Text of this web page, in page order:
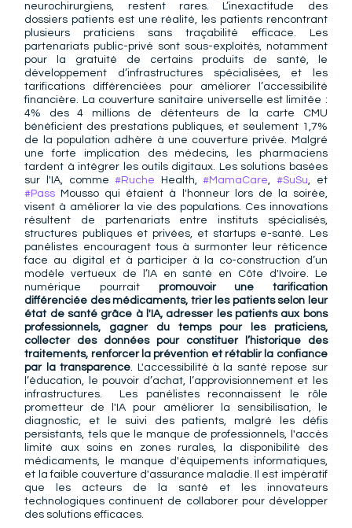
neurochirurgiens, restent rares. L’inexactitude des
dossiers patients est une réalité, les patients rencontrant
plusieurs praticiens sans traçabilité efficace. Les
partenariats public-privé sont sous-exploités, notamment
pour la gratuité de certains produits de santé, le
développement d’infrastructures spécialisées, et les
tarifications différenciées pour améliorer l’accessibilité
financière. La couverture sanitaire universelle est limitée :
4% des 4 millions de détenteurs de la carte CMU
bénéficient des prestations publiques, et seulement 1,7%
de la population adhère à une couverture privée. Malgré
une forte implication des médecins, les pharmaciens
tardent à intégrer les outils digitaux. Les solutions basées
sur l'IA, comme #Ruche Health, #MamaCare, #SuSu
, et
#Pass Mousso qui étaient à l'honneur lors de la soirée,
visent à améliorer la vie des populations. Ces innovations
résultent de partenariats entre instituts spécialisés,
structures publiques et privées, et startups e-santé. Les
panélistes encouragent tous à surmonter leur réticence
face au digital et à participer à la co-construction d’un
modèle vertueux de l’IA en santé en Côte d'Ivoire. Le
numérique pourrait promouvoir une tarification
différenciée des médicaments, trier les patients selon leur
état de santé grâce à l'IA, adresser les patients aux bons
professionnels, gagner du temps pour les praticiens,
collecter des données pour constituer l’historique des
traitements, renforcer la prévention et rétablir la confiance
par la transparence. L'accessibilité à la santé repose sur
l’éducation, le pouvoir d’achat, l’approvisionnement et les
infrastructures.  Les panélistes reconnaissent le rôle
prometteur de l'IA pour améliorer la sensibilisation, le
diagnostic, et le suivi des patients, malgré les défis
persistants, tels que le manque de professionnels, l'accès
limité aux soins en zones rurales, la disponibilité des
médicaments, le manque d'équipements informatiques,
et la faible couverture d'assurance maladie. Il est impératif
que les acteurs de la santé et les innovateurs
technologiques continuent de collaborer pour développer
des solutions efficaces.